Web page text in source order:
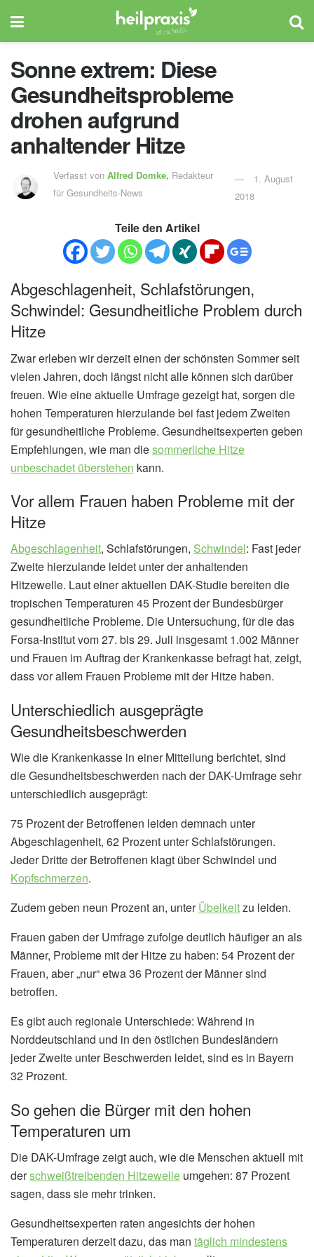
Sonne extrem: Diese
Gesundheitsprobleme
drohen aufgrund
anhaltender Hitze
Verfasst vonAlfred Domke, Redakteur
für Gesundheits-News
1. August
2018
Teile den Artikel
Abgeschlagenheit, Schlafstörungen,
Schwindel: Gesundheitliche Problem durch
Hitze
Zwar erleben wir derzeit einen der schönsten Sommer seit
vielen Jahren, doch längst nicht alle können sich darüber
freuen. Wie eine aktuelle Umfrage gezeigt hat, sorgen die
hohen Temperaturen hierzulande bei fast jedem Zweiten
für gesundheitliche Probleme. Gesundheitsexperten geben
Empfehlungen, wie man diesommerliche Hitze
unbeschadet überstehen kann.
Vor allem Frauen haben Probleme mit der
Hitze
Abgeschlagenheit, Schlafstörungen, Schwindel: Fast jeder
Zweite hierzulande leidet unter der anhaltenden
Hitzewelle. Laut einer aktuellen DAK-Studie bereiten die
tropischen Temperaturen 45 Prozent der Bundesbürger
gesundheitliche Probleme. Die Untersuchung, für die das
Forsa-Institut vom 27. bis 29. Juli insgesamt 1.002 Männer
und Frauen im Auftrag der Krankenkasse befragt hat, zeigt,
dass vor allem Frauen Probleme mit der Hitze haben.
Unterschiedlich ausgeprägte
Gesundheitsbeschwerden
Wie die Krankenkasse in einer Mitteilung berichtet, sind
die Gesundheitsbeschwerden nach der DAK-Umfrage sehr
unterschiedlich ausgeprägt:
75 Prozent der Betroffenen leiden demnach unter
Abgeschlagenheit, 62 Prozent unter Schlafstörungen.
Jeder Dritte der Betroffenen klagt über Schwindel und
Kopfschmerzen.
Zudem geben neun Prozent an, unterÜbelkeitzu leiden.
Frauen gaben der Umfrage zufolge deutlich häufiger an als
Männer, Probleme mit der Hitze zu haben: 54 Prozent der
Frauen, aber „nur“ etwa 36 Prozent der Männer sind
betroffen.
Es gibt auch regionale Unterschiede: Während in
Norddeutschland und in den östlichen Bundesländern
jeder Zweite unter Beschwerden leidet, sind es in Bayern
32 Prozent.
So gehen die Bürger mit den hohen
Temperaturen um
Die DAK-Umfrage zeigt auch, wie die Menschen aktuell mit
derschweißtreibenden Hitzewelle umgehen: 87 Prozent
sagen, dass sie mehr trinken.
Gesundheitsexperten raten angesichts der hohen
Temperaturen derzeit dazu, das man täglich mindestens